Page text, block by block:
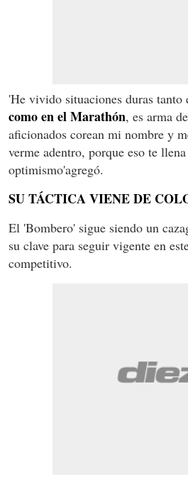
'He vivido situaciones duras tanto
como en el Marathón, es arma
aficionados corean mi nombre y
verme adentro, porque eso te
optimismo'agregó.
SU TÁCTICA VIENE DE
El 'Bombero' sigue siendo un
su clave para seguir vigente en
competitivo.